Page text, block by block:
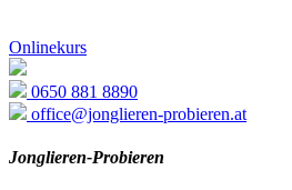
Onlinekurs
0650 881 8890
office@jonglieren-probieren.at
Jonglieren-Probieren